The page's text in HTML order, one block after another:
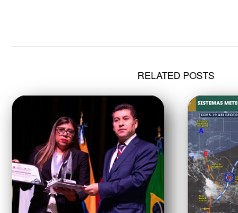
RELATED POSTS